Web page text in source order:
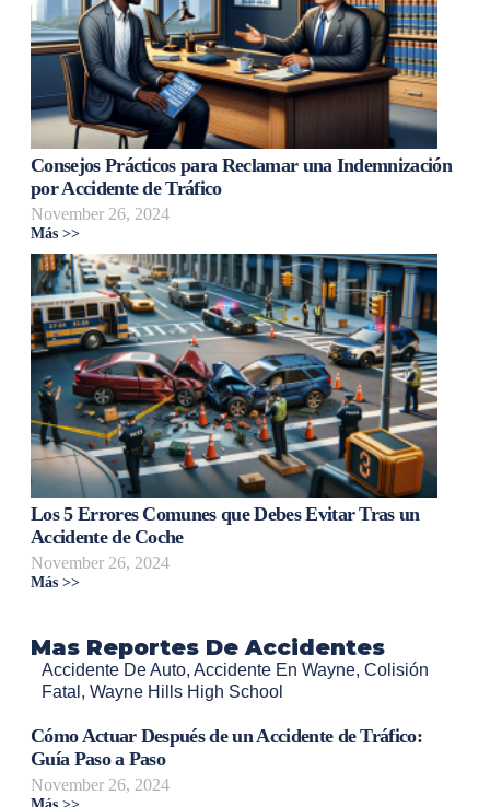
Consejos Prácticos para Reclamar una Indemnización
por Accidente de Tráfico
November 26, 2024
Más >>
Los 5 Errores Comunes que Debes Evitar Tras un
Accidente de Coche
November 26, 2024
Más >>
Mas Reportes De Accidentes
Accidente De Auto, Accidente En Wayne, Colisión
Fatal , Wayne Hills High School
Cómo Actuar Después de un Accidente de Tráfico:
Guía Paso a Paso
November 26, 2024